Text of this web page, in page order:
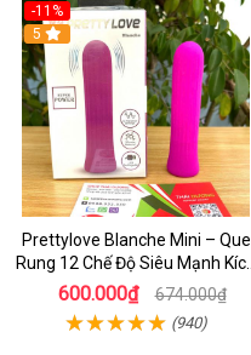
-11%
5
Prettylove Blanche Mini – Que
Rung 12 Chế Độ Siêu Mạnh Kích
Thích Điểm G Đê Mê
600.000₫ 674.000₫
(940)